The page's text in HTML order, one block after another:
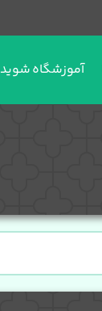
آموزشگاه شوید